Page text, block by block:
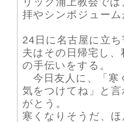
拝やシンポジューム
24日に名古屋に立
夫はその日帰宅し
の手伝いをする。
今日友人に、「寒
気をつけてね」と
がとう。
寒くなりそうだ、